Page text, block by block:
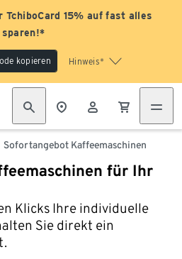
15% auf fast alles
sparen!*
kopieren Hinweis*
Sofortangebot Kaffeemaschinen
für Ihr
Klicks Ihre individuelle
Sie direkt ein